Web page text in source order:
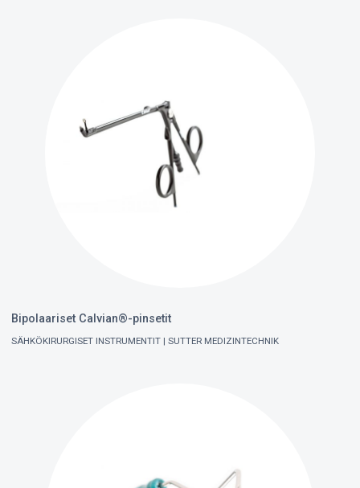
Bipolaariset Calvian®-pinsetit
SÄHKÖKIRURGISET INSTRUMENTIT SUTTER MEDIZINTECHNIK